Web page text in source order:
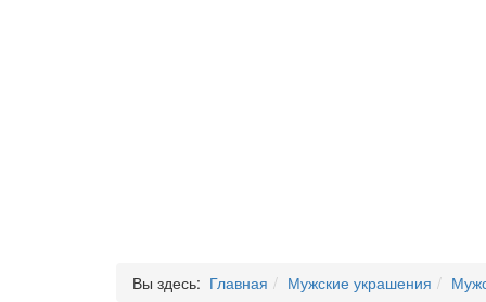
Вы здесь: Главная Мужские украшения